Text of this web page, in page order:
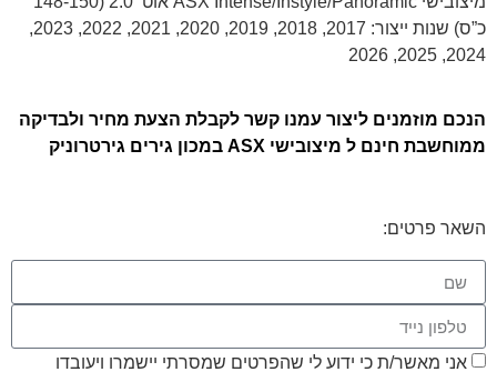
כ”ס) שנות ייצור: 2017, 2018, 2019, 2020, 2021, 2022, 2023,
2024, 2025, 2026
הנכם מוזמנים ליצור עמנו קשר לקבלת הצעת מחיר ולבדיקה
ממוחשבת חינם ל מיצובישי ASX במכון גירים גירטרוניק
השאר פרטים:
אני מאשר/ת כי ידוע לי שהפרטים שמסרתי יישמרו ויעובדו